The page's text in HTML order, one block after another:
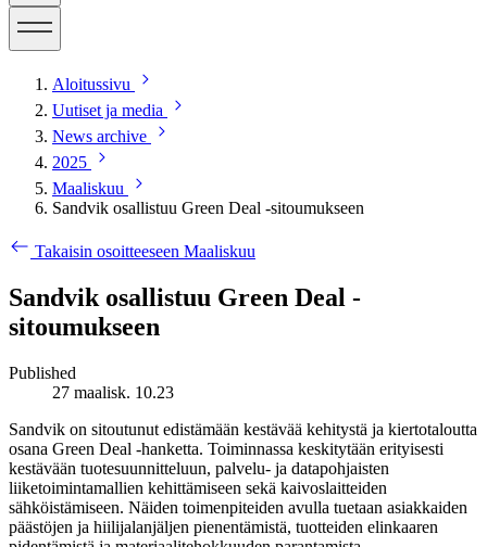
Aloitussivu
Uutiset ja media
News archive
2025
Maaliskuu
Sandvik osallistuu Green Deal -sitoumukseen
Takaisin osoitteeseen Maaliskuu
Sandvik osallistuu Green Deal -
sitoumukseen
Published
27 maalisk. 10.23
Sandvik on sitoutunut edistämään kestävää kehitystä ja kiertotaloutta
osana Green Deal -hanketta. Toiminnassa keskitytään erityisesti
kestävään tuotesuunnitteluun, palvelu- ja datapohjaisten
liiketoimintamallien kehittämiseen sekä kaivoslaitteiden
sähköistämiseen. Näiden toimenpiteiden avulla tuetaan asiakkaiden
päästöjen ja hiilijalanjäljen pienentämistä, tuotteiden elinkaaren